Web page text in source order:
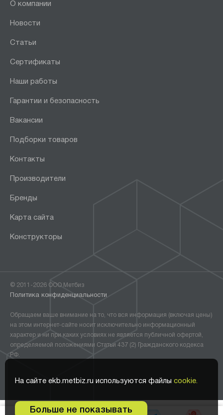
0
На сайте ekb.metbiz.ru используются файлы cookie.
Больше не показывать
О компании
Новости
Статьи
Сертификаты
Наши работы
Гарантии и безопасность
Вакансии
Подборки товаров
Контакты
Производители
Бренды
Карта сайта
Конструкторы
© 2011-2026 ООО Метбиз
Политика конфиденциальности
Обращаем ваше внимание на то, что вся информация (включая цены)
на этом интернет-сайте носит исключительно информационный
характер и ни при каких условиях не является публичной офертой,
определяемой положениями Статьи 437 (2) Гражданского кодекса
РФ.